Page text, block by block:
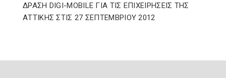
ΔΡΑΣΗ DIGI-MOBILE ΓΙΑ ΤΙΣ ΕΠΙΧΕΙΡΗΣΕΙΣ ΤΗΣ
ΑΤΤΙΚΗΣ ΣΤΙΣ 27 ΣΕΠΤΕΜΒΡΙΟΥ 2012